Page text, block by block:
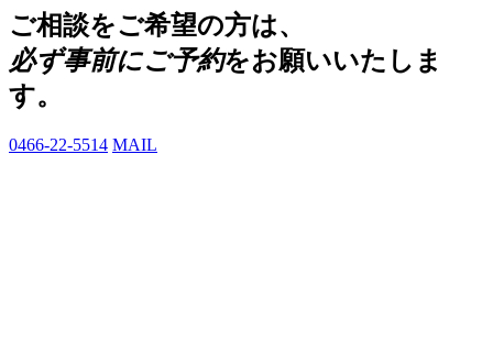
ご相談をご希望の方は、
必ず事前にご予約をお願いいたしま
す。
0466-22-5514 MAIL